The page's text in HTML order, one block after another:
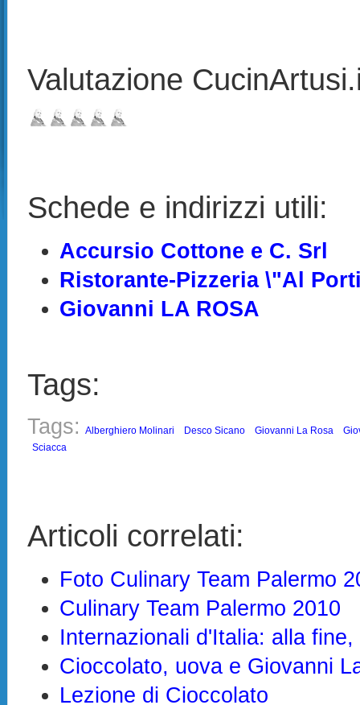
Valutazione
Schede e indirizzi utili:
Accursio Cottone e C. Srl
Ristorante-Pizzeria \"Al
Giovanni LA ROSA
Tags:
Tags: Alberghiero Molinari Desco Sicano Giovanni La Rosa
Sciacca
Articoli correlati:
Foto Culinary Team Palermo
Culinary Team Palermo 2010
Internazionali d'Italia: alla
Cioccolato, uova e Giovanni
Lezione di Cioccolato